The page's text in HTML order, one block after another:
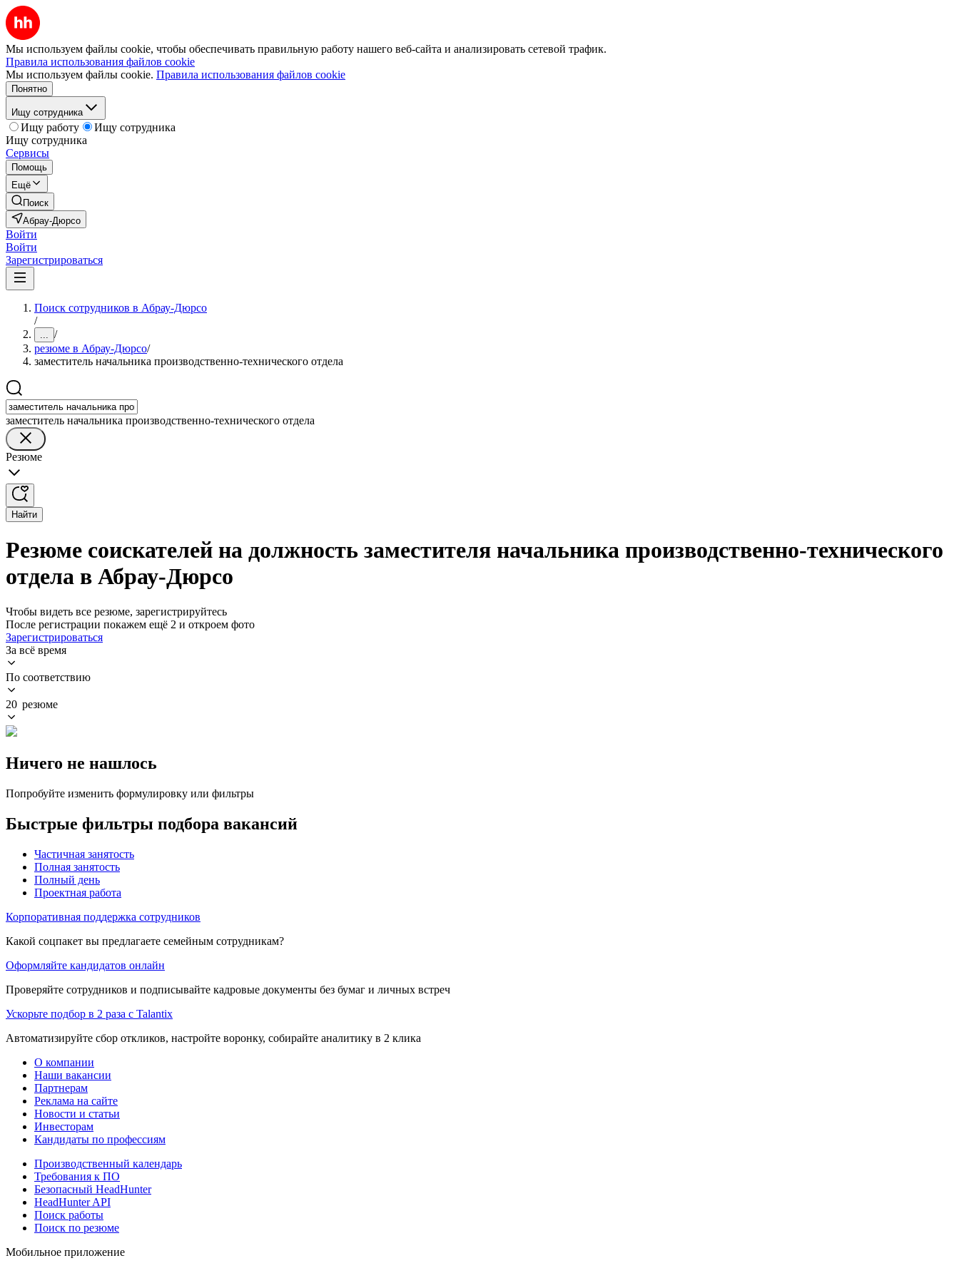
Мы используем файлы cookie, чтобы обеспечивать правильную работу нашего веб-сайта и анализировать сетевой трафик.
Правила использования файлов cookie
Мы используем файлы cookie. Правила использования файлов cookie
Понятно
Ищу сотрудника
Ищу работу
Ищу сотрудника
Ищу сотрудника
Сервисы
Помощь
Ещё
Поиск
Абрау-Дюрсо
Войти
Войти
Зарегистрироваться
Поиск сотрудников в Абрау-Дюрсо
/
... /
резюме в Абрау-Дюрсо/
заместитель начальника производственно-технического отдела
заместитель начальника производственно-технического отдела
Резюме
Найти
Резюме соискателей на должность заместителя начальника производственно-технического
отдела в Абрау-Дюрсо
Чтобы видеть все резюме, зарегистрируйтесь
После регистрации покажем ещё 2 и откроем фото
Зарегистрироваться
За всё время
По соответствию
20 резюме
Ничего не нашлось
Попробуйте изменить формулировку или фильтры
Быстрые фильтры подбора вакансий
Частичная занятость
Полная занятость
Полный день
Проектная работа
Корпоративная поддержка сотрудников
Какой соцпакет вы предлагаете семейным сотрудникам?
Оформляйте кандидатов онлайн
Проверяйте сотрудников и подписывайте кадровые документы без бумаг и личных встреч
Ускорьте подбор в 2 раза с Talantix
Автоматизируйте сбор откликов, настройте воронку, собирайте аналитику в 2 клика
О компании
Наши вакансии
Партнерам
Реклама на сайте
Новости и статьи
Инвесторам
Кандидаты по профессиям
Производственный календарь
Требования к ПО
Безопасный HeadHunter
HeadHunter API
Поиск работы
Поиск по резюме
Мобильное приложение